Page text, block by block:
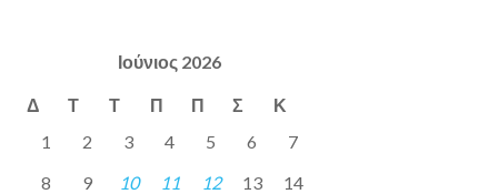
Ιούνιος 2026
Δ Τ Τ Π Π Σ Κ
1 2 3 4 5 6
7
8
9 10 11 12 13
14